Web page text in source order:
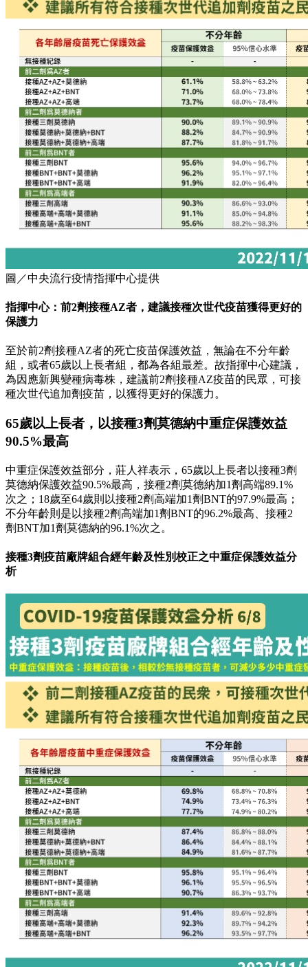
圖／中央流行疫情指揮中心提供
指揮中心：前2劑接種AZ者，建議接種次世代疫苗獲得更好的
保護力
至於前2劑接種AZ者的死亡疫苗保護效益，無論在不分年齡
組，或者65歲以上長者組，都為各組最差。故指揮中心建議，
為因應新興變種病毒株，建議前2劑接種AZ疫苗的民眾，可接
種次世代追加劑疫苗，以獲得更好的保護力。
65歲以上長者，以接種3劑莫德納中重症保護效益
90.5%最高
中重症保護效益部分，莊人祥表示，65歲以上長者以接種3劑
莫德納保護效益90.5%最高，接種2劑莫德納加1劑高端89.1%
次之；18歲至64歲則以接種2劑高端加1劑BNT的97.9%最高；
不分年齡則是以接種2劑高端加1劑BNT的96.2%最高、接種2
劑BNT加1劑莫德納的96.1%次之。
接種3劑疫苗廠牌組合經年齡及性別校正之中重症保護效益分
析